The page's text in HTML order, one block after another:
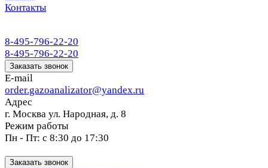
Контакты
8-495-796-22-20
8-495-796-22-20
Заказать звонок
E-mail
order.gazoanalizator@yandex.ru
Адрес
г. Москва ул. Народная, д. 8
Режим работы
Пн - Пт: с 8:30 до 17:30
Заказать звонок